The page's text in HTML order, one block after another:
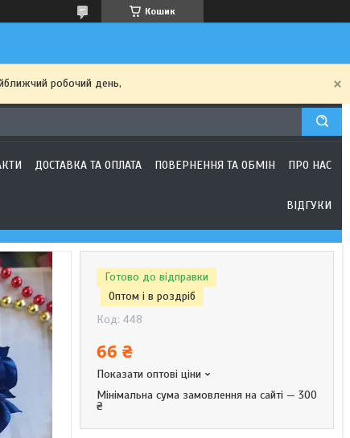
Кошик
робочий день,
ДОСТАВКА ТА ОПЛАТА ПОВЕРНЕННЯ ТА ОБМІН ПРО НАС
ВІДГУКИ
Готово до відправки
Оптом і в роздріб
Код: 448
66 ₴
Показати оптові ціни
Мінімальна сума замовлення на сайті — 300
₴